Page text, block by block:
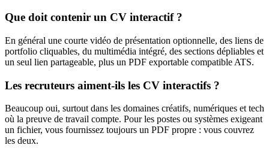
Que doit contenir un CV interactif ?
En général une courte vidéo de présentation optionnelle, des liens de
portfolio cliquables, du multimédia intégré, des sections dépliables et
un seul lien partageable, plus un PDF exportable compatible ATS.
Les recruteurs aiment-ils les CV interactifs ?
Beaucoup oui, surtout dans les domaines créatifs, numériques et tech
où la preuve de travail compte. Pour les postes ou systèmes exigeant
un fichier, vous fournissez toujours un PDF propre : vous couvrez
les deux.